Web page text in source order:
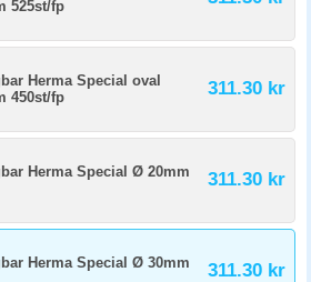
525st/fp
Herma Special oval
450st/fp
311.30 kr
Herma Special Ø 20mm
311.30 kr
Herma Special Ø 30mm
311.30 kr